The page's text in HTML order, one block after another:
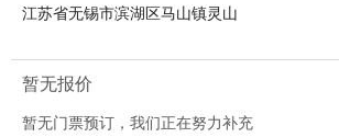
江苏省无锡市滨湖区马山镇灵山
暂无报价
暂无门票预订，我们正在努力补充